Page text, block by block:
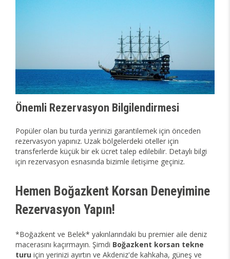
Önemli Rezervasyon Bilgilendirmesi
Popüler olan bu turda yerinizi garantilemek için önceden
rezervasyon yapınız. Uzak bölgelerdeki oteller için
transferlerde küçük bir ek ücret talep edilebilir. Detaylı bilgi
için rezervasyon esnasında bizimle iletişime geçiniz.
Hemen Boğazkent Korsan Deneyimine
Rezervasyon Yapın!
*Boğazkent ve Belek* yakınlarındaki bu premier aile deniz
macerasını kaçırmayın. Şimdi Boğazkent korsan tekne
turu için yerinizi ayırtın ve Akdeniz'de kahkaha, güneş ve